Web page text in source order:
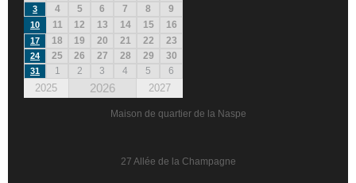
3 4 5 6 7 8 9
10 11 12 13 14 15 16
17 18 19 20 21 22 23
24 25 26 27 28 29 30
31 1 2 3 4 5 6
2025 2026 2027
Maison de quartier de la Naspe
27 Allée de la Champagne